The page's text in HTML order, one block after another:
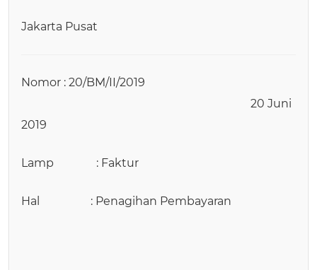
Jakarta Pusat
Nomor : 20/BM/II/2019
20 Juni
2019
Lamp : Faktur
Hal : Penagihan Pembayaran